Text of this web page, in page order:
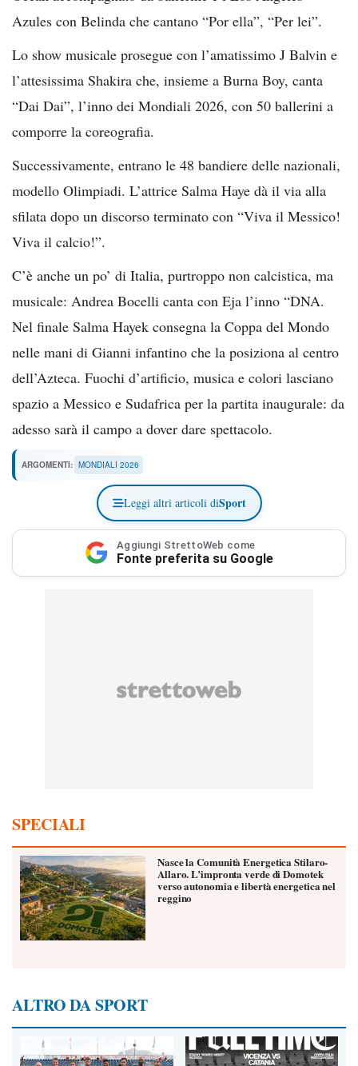
Azules con Belinda che cantano “Por ella”, “Per lei”.
Lo show musicale prosegue con l’amatissimo J Balvin e
l’attesissima Shakira che, insieme a Burna Boy, canta
“Dai Dai”, l’inno dei Mondiali 2026, con 50 ballerini a
comporre la coreografia.
Successivamente, entrano le 48 bandiere delle nazionali,
modello Olimpiadi. L’attrice Salma Haye dà il via alla
sfilata dopo un discorso terminato con “Viva il Messico!
Viva il calcio!”.
C’è anche un po’ di Italia, purtroppo non calcistica, ma
musicale: Andrea Bocelli canta con Eja l’inno “DNA.
Nel finale Salma Hayek consegna la Coppa del Mondo
nelle mani di Gianni infantino che la posiziona al centro
dell’Azteca. Fuochi d’artificio, musica e colori lasciano
spazio a Messico e Sudafrica per la partita inaugurale: da
adesso sarà il campo a dover dare spettacolo.
ARGOMENTI: MONDIALI 2026
Leggi altri articoli diSport
Aggiungi StrettoWeb come
Fonte preferita su Google
SPECIALI
Nasce la Comunità Energetica Stilaro-
Allaro. L’impronta verde di Domotek
verso autonomia e libertà energetica nel
reggino
ALTRO DA SPORT